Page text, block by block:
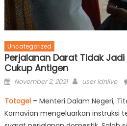
Uncategorized
Perjalanan Darat Tidak Jadi
Cukup Antigen
Posted
November 2, 2021 Author
user idnlive
Totogel–Menteri Dalam Negeri,
Karnavian mengeluarkan instruksi